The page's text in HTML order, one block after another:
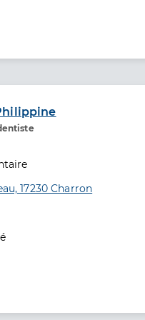
de santé
17230 Charron